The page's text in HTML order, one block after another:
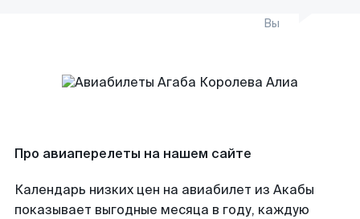
Вы
Про авиаперелеты на нашем сайте
Календарь низких цен на авиабилет из Акабы
показывает выгодные месяца в году, каждую